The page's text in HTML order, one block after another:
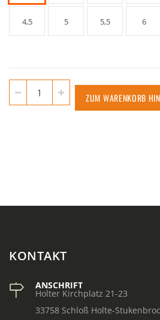
4,5 5 5,5 6
ZUM WARENKORB
KONTAKT
ANSCHRIFT
Holter Kirchplatz 21-23
33758 Schloß Holte-